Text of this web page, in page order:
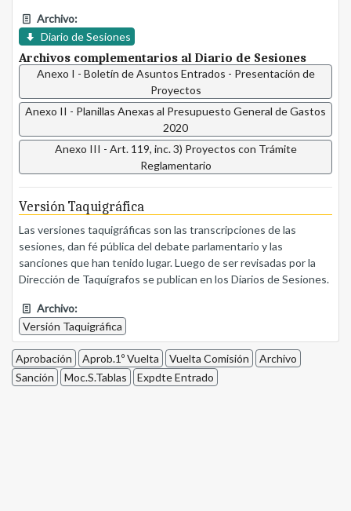
Archivo:
Diario de Sesiones
Archivos complementarios al Diario de Sesiones
Anexo I - Boletín de Asuntos Entrados - Presentación de
Proyectos
Anexo II - Planillas Anexas al Presupuesto General de Gastos
2020
Anexo III - Art. 119, inc. 3) Proyectos con Trámite
Reglamentario
Versión Taquigráfica
Las versiones taquigráficas son las transcripciones de las
sesiones, dan fé pública del debate parlamentario y las
sanciones que han tenido lugar. Luego de ser revisadas por la
Dirección de Taquígrafos se publican en los Diarios de Sesiones.
Archivo:
Versión Taquigráfica
Aprobación Aprob.1º Vuelta Vuelta Comisión
Archivo
Sanción
Moc.S.Tablas Expdte Entrado